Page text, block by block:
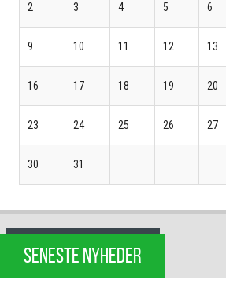
2 3 4 5 6
9 10 11 12 13
16 17 18 19 20
23 24 25 26 27
30 31
SENESTE NYHEDER